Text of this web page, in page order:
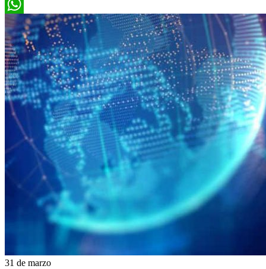
WhatsApp
31 de marzo